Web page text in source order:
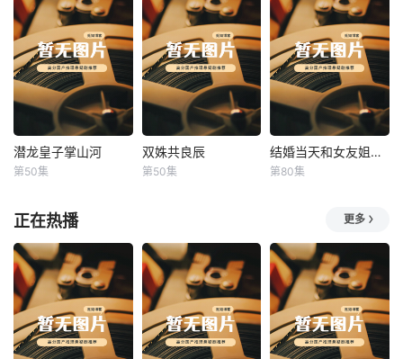
潜龙皇子掌山河
潜龙皇子掌山河
第50集
双姝共良辰
双姝共良辰
第50集
结婚当天和女友姐姐一起穿越了 结婚当天和女友姐姐一起穿越了
第80集
正在热播 更多